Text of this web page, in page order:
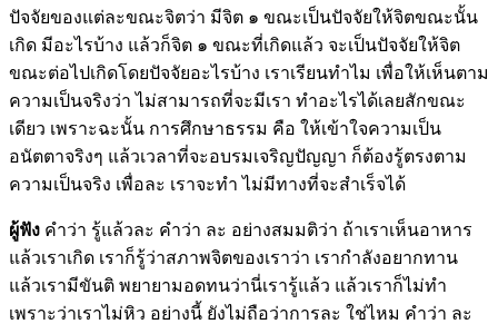
ปัจจัยของแต่ละขณะจิตว่า มีจิต ๑ ขณะเป็นปัจจัยให้จิตขณะนั้น
เกิด มีอะไรบ้าง แล้วก็จิต ๑ ขณะที่เกิดแล้ว จะเป็นปัจจัยให้จิต
ขณะต่อไปเกิดโดยปัจจัยอะไรบ้าง เราเรียนทำไม เพื่อให้เห็นตาม
ความเป็นจริงว่า ไม่สามารถที่จะมีเรา ทำอะไรได้เลยสักขณะ
เดียว เพราะฉะนั้น การศึกษาธรรม คือ ให้เข้าใจความเป็น
อนัตตาจริงๆ แล้วเวลาที่จะอบรมเจริญปัญญา ก็ต้องรู้ตรงตาม
ความเป็นจริง เพื่อละ เราจะทำ ไม่มีทางที่จะสำเร็จได้
ผู้ฟัง คำว่า รู้แล้วละ คำว่า ละ อย่างสมมติว่า ถ้าเราเห็นอาหาร
แล้วเราเกิด เราก็รู้ว่าสภาพจิตของเราว่า เรากำลังอยากทาน
แล้วเรามีขันติ พยายามอดทนว่านี่เรารู้แล้ว แล้วเราก็ไม่ทำ
เพราะว่าเราไม่หิว อย่างนี้ ยังไม่ถือว่าการละ ใช่ไหม คำว่า ละ